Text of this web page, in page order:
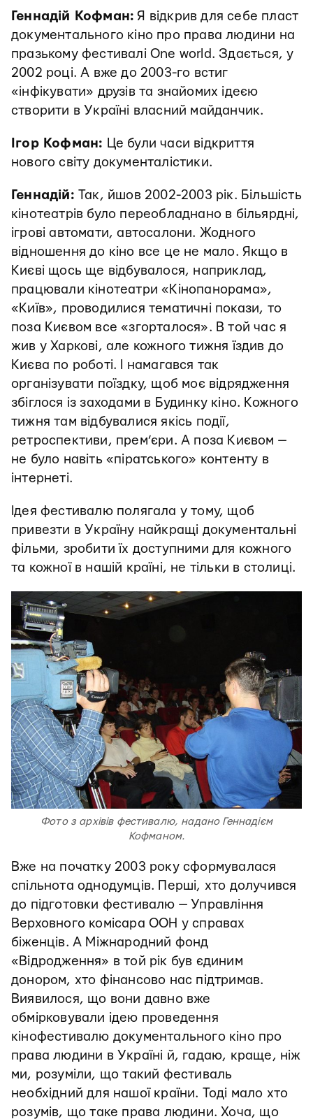
Геннадій Кофман: Я відкрив для себе пласт
документального кіно про права людини на
празькому фестивалі One world. Здається, у
2002 році. А вже до 2003-го встиг
«інфікувати» друзів та знайомих ідеєю
створити в Україні власний майданчик.
Ігор Кофман: Це були часи відкриття
нового світу документалістики.
Геннадій: Так, йшов 2002-2003 рік. Більшість
кінотеатрів було переобладнано в більярдні,
ігрові автомати, автосалони. Жодного
відношення до кіно все це не мало. Якщо в
Києві щось ще відбувалося, наприклад,
працювали кінотеатри «Кінопанорама»,
«Київ», проводилися тематичні покази, то
поза Києвом все «згорталося». В той час я
жив у Харкові, але кожного тижня їздив до
Києва по роботі. І намагався так
організувати поїздку, щоб моє відрядження
збіглося із заходами в Будинку кіно. Кожного
тижня там відбувалися якісь події,
ретроспективи, прем’єри. А поза Києвом —
не було навіть «піратського» контенту в
інтернеті.
Ідея фестивалю полягала у тому, щоб
привезти в Україну найкращі документальні
фільми, зробити їх доступними для кожного
та кожної в нашій країні, не тільки в столиці.
Фото з архівів фестивалю, надано Геннадієм
Кофманом.
Вже на початку 2003 року сформувалася
спільнота однодумців. Перші, хто долучився
до підготовки фестивалю — Управління
Верховного комісара ООН у справах
біженців. А Міжнародний фонд
«Відродження» в той рік був єдиним
донором, хто фінансово нас підтримав.
Виявилося, що вони давно вже
обмірковували ідею проведення
кінофестивалю документального кіно про
права людини в Україні й, гадаю, краще, ніж
ми, розуміли, що такий фестиваль
необхідний для нашої країни. Тоді мало хто
розумів, що таке права людини. Хоча, що